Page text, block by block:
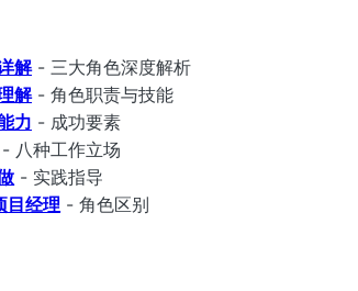
解- 三大角色深度解析
解- 角色职责与技能
力 - 成功要素
- 八种工作立场
- 实践指导
经理 - 角色区别